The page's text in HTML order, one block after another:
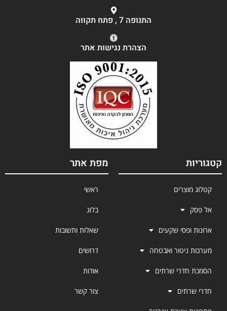
התנופה 7 , פתח תקווה
הצהרת נגישות אתר
קטגוריות
קטלוג מוצרים
אל פסק
ארונות ופסי שקעים
מערכות ניטור ואבטחה
הסמכת חדרי שרתים
חדרי שרתים
מפת אתר
ראשי
בלוג
שאלות ותשובות
דרושים
אודות
צור קשר